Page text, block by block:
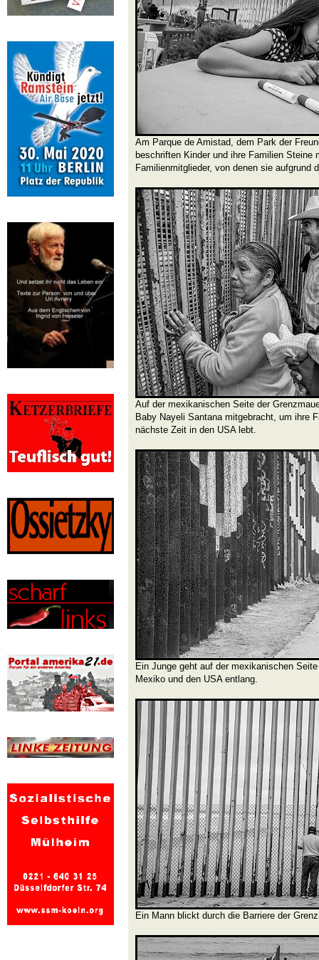
Am Parque de Amistad, dem Park der
beschriften Kinder und ihre Familien Steine
Familienmitglieder, von denen sie aufgrund
Auf der mexikanischen Seite der
Baby Nayeli Santana mitgebracht, um ihre
nächste Zeit in den USA lebt.
Ein Junge geht auf der mexikanischen
Mexiko und den USA entlang.
Ein Mann blickt durch die Barriere der